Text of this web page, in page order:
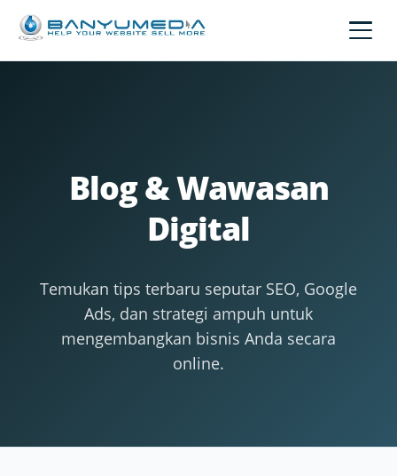
Blog & Wawasan
Digital
Temukan tips terbaru seputar SEO, Google
Ads, dan strategi ampuh untuk
mengembangkan bisnis Anda secara
online.